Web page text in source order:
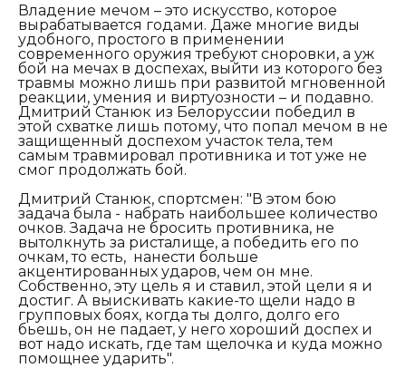
Владение мечом – это искусство, которое
вырабатывается годами. Даже многие виды
удобного, простого в применении
современного оружия требуют сноровки, а уж
бой на мечах в доспехах, выйти из которого без
травмы можно лишь при развитой мгновенной
реакции, умения и виртуозности – и подавно.
Дмитрий Станюк из Белоруссии победил в
этой схватке лишь потому, что попал мечом в не
защищенный доспехом участок тела, тем
самым травмировал противника и тот уже не
смог продолжать бой.
Дмитрий Станюк, спортсмен: "В этом бою
задача была - набрать наибольшее количество
очков. Задача не бросить противника, не
вытолкнуть за ристалище, а победить его по
очкам, то есть, нанести больше
акцентированных ударов, чем он мне.
Собственно, эту цель я и ставил, этой цели я и
достиг. А выискивать какие-то щели надо в
групповых боях, когда ты долго, долго его
бьешь, он не падает, у него хороший доспех и
вот надо искать, где там щелочка и куда можно
помощнее ударить".